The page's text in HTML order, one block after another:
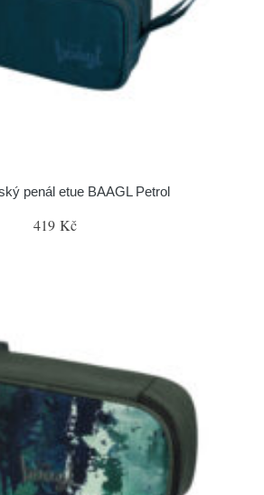
penál etue BAAGL Petrol
419 Kč